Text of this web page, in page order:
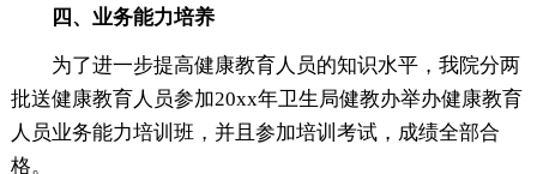
四、业务能力培养
为了进一步提高健康教育人员的知识水平，我院分两
批送健康教育人员参加20xx年卫生局健教办举办健康教育
人员业务能力培训班，并且参加培训考试，成绩全部合
格。